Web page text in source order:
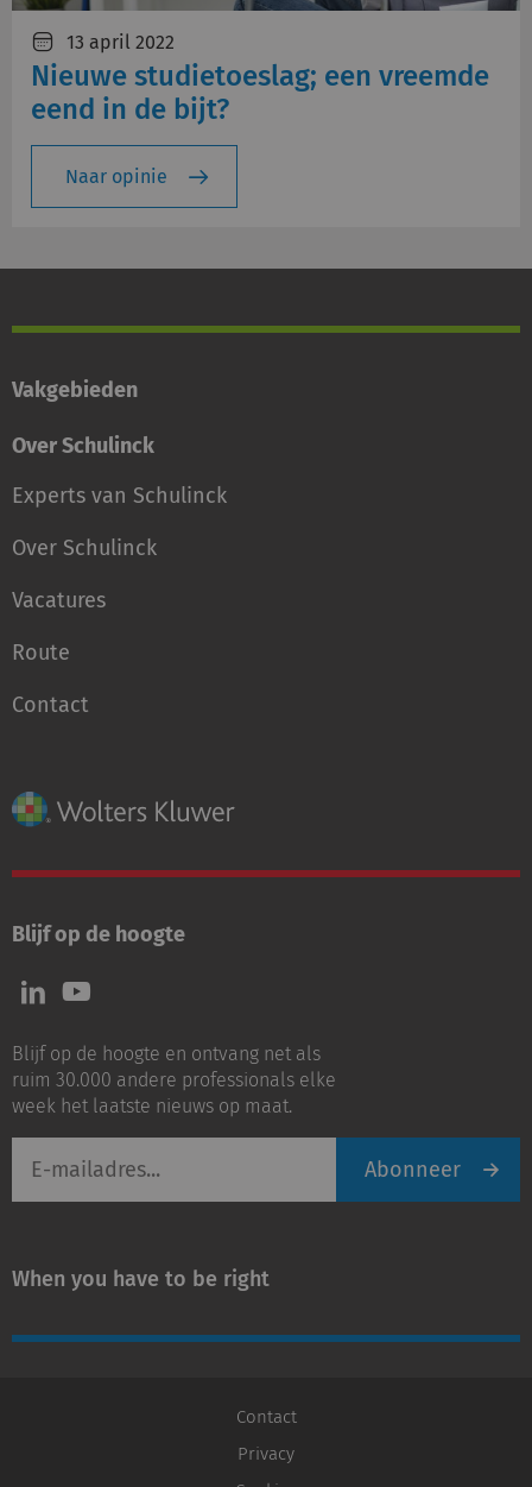
13 april 2022
Nieuwe studietoeslag; een vreemde
eend in de bijt?
Naar opinie
Vakgebieden
Over Schulinck
Experts van Schulinck
Over Schulinck
Vacatures
Route
Contact
Blijf op de hoogte
Volg
ons
LinkedIn
Volg
ons
Youtube
Blijf op de hoogte en ontvang net als
ruim 30.000 andere professionals elke
week het laatste nieuws op maat.
mailadres
Abonneer
When you have to be right
Contact
Privacy